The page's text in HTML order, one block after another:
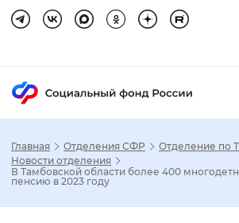
Главная Отделения СФР
Отделение по
Новости отделения
В Тамбовской области более 400
пенсию в 2023 году